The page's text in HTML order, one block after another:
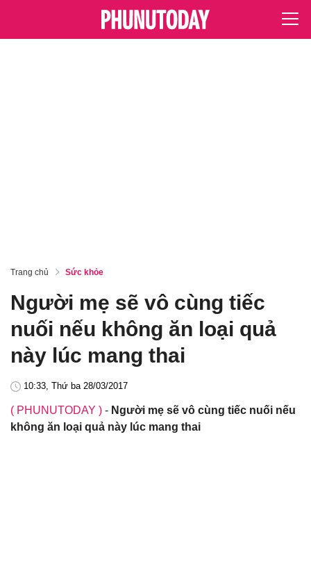
Trang chủ Sức khỏe
Người mẹ sẽ vô cùng tiếc
nuối nếu không ăn loại quả
này lúc mang thai
10:33, Thứ ba 28/03/2017
( PHUNUTODAY ) - Người mẹ sẽ vô cùng tiếc nuối nếu
không ăn loại quả này lúc mang thai